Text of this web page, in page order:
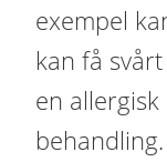
exempel
kan få
en